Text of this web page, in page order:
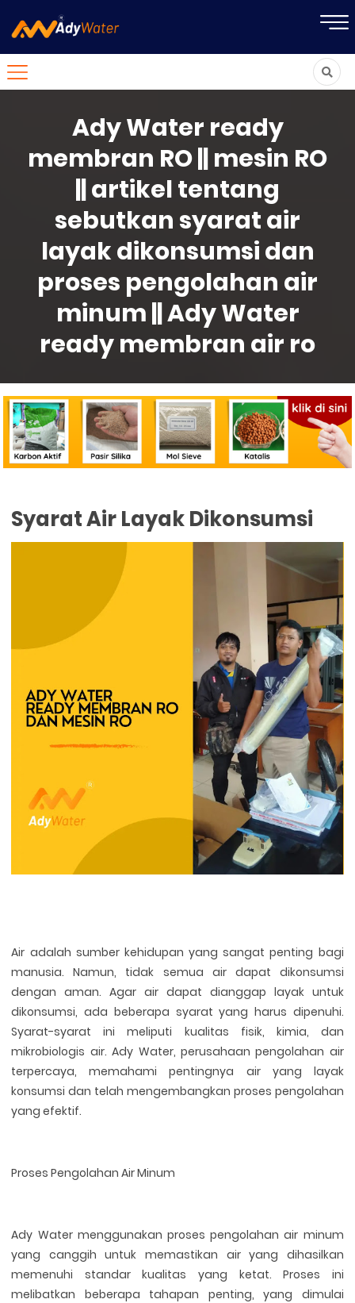
Ady Water ready
membran RO || mesin RO
|| artikel tentang
sebutkan syarat air
layak dikonsumsi dan
proses pengolahan air
minum || Ady Water
ready membran air ro
Syarat Air Layak Dikonsumsi
Air adalah sumber kehidupan yang sangat penting bagi
manusia. Namun, tidak semua air dapat dikonsumsi
dengan aman. Agar air dapat dianggap layak untuk
dikonsumsi, ada beberapa syarat yang harus dipenuhi.
Syarat-syarat ini meliputi kualitas fisik, kimia, dan
mikrobiologis air. Ady Water, perusahaan pengolahan air
terpercaya, memahami pentingnya air yang layak
konsumsi dan telah mengembangkan proses pengolahan
yang efektif.
Proses Pengolahan Air Minum
Ady Water menggunakan proses pengolahan air minum
yang canggih untuk memastikan air yang dihasilkan
memenuhi standar kualitas yang ketat. Proses ini
melibatkan beberapa tahapan penting, yang dimulai